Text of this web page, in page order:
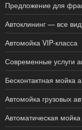
Предложение для
Автоклининг — все
Автомойка VIP-класса
Современные услуги
Бесконтактная мойка
Автомойка грузовых
Автоматическая